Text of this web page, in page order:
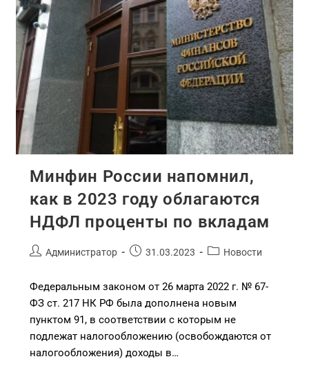
Минфин России напомнил,
как в 2023 году облагаются
НДФЛ проценты по вкладам
Администратор 31.03.2023 Новости
Федеральным законом от 26 марта 2022 г. № 67-
ФЗ ст. 217 НК РФ была дополнена новым
пунктом 91, в соответствии с которым не
подлежат налогообложению (освобождаются от
налогообложения) доходы в…